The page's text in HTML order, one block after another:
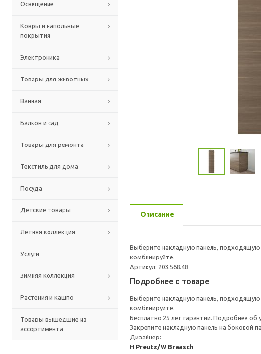
Освещение
Ковры и напольные
покрытия
Электроника
Товары для животных
Ванная
Балкон и сад
Товары для ремонта
Текстиль для дома
Посуда
Детские товары
Летняя коллекция
Услуги
Зимняя коллекция
Растения и кашпо
Товары вышедшие из
ассортимента
Описание
Выберите накладную панель, подходящую
комбинируйте.
Артикул: 203.568.48
Подробнее о товаре
Выберите накладную панель, подходящую
комбинируйте.
Бесплатно 25 лет гарантии. Подробнее
Закрепите накладную панель на боковой
Дизайнер:
H Preutz/W Braasch